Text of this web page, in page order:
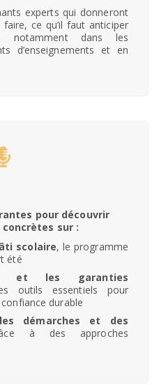
experts qui donneront
ce qu’il faut anticiper
notamment dans les
d’enseignements et en
pour découvrir
sur :
scolaire, le programme
été
et les garanties
outils essentiels pour
durable
démarches et des
à des approches